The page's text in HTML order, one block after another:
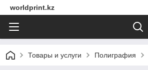
worldprint.kz
Товары и услуги Полиграфия